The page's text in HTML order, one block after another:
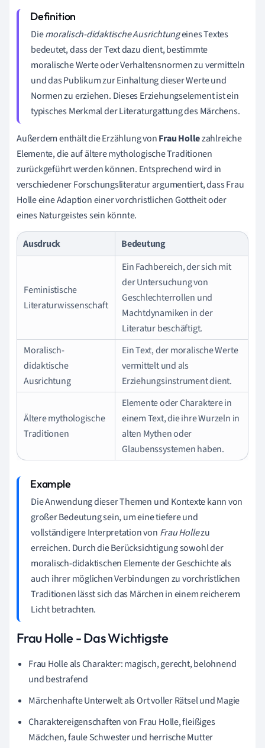
Diemoralisch-didaktische Ausrichtungeines Textes
bedeutet, dass der Text dazu dient, bestimmte
moralische Werte oder Verhaltensnormen zu vermitteln
und das Publikum zur Einhaltung dieser Werte und
Normen zu erziehen. Dieses Erziehungselement ist ein
typisches Merkmal der Literaturgattung des Märchens.
Außerdem enthält die Erzählung vonFrau Hollezahlreiche
Elemente, die auf ältere mythologische Traditionen
zurückgeführt werden können. Entsprechend wird in
verschiedener Forschungsliteratur argumentiert, dass Frau
Holle eine Adaption einer vorchristlichen Gottheit oder
eines Naturgeistes sein könnte.
Ausdruck Bedeutung
Feministische
Literaturwissenschaft
Ein Fachbereich, der sich mit
der Untersuchung von
Geschlechterrollen und
Machtdynamiken in der
Literatur beschäftigt.
Moralisch-
didaktische
Ausrichtung
Ein Text, der moralische Werte
vermittelt und als
Erziehungsinstrument dient.
Ältere mythologische
Traditionen
Elemente oder Charaktere in
einem Text, die ihre Wurzeln in
alten Mythen oder
Glaubenssystemen haben.
Die Anwendung dieser Themen und Kontexte kann von
großer Bedeutung sein, um eine tiefere und
vollständigere Interpretation von Frau Hollezu
erreichen. Durch die Berücksichtigung sowohl der
moralisch-didaktischen Elemente der Geschichte als
auch ihrer möglichen Verbindungen zu vorchristlichen
Traditionen lässt sich das Märchen in einem reicherem
Licht betrachten.
Frau Holle - Das Wichtigste
Frau Holle als Charakter: magisch, gerecht, belohnend
und bestrafend
Märchenhafte Unterwelt als Ort voller Rätsel und Magie
Charaktereigenschaften von Frau Holle, fleißiges
Mädchen, faule Schwester und herrische Mutter